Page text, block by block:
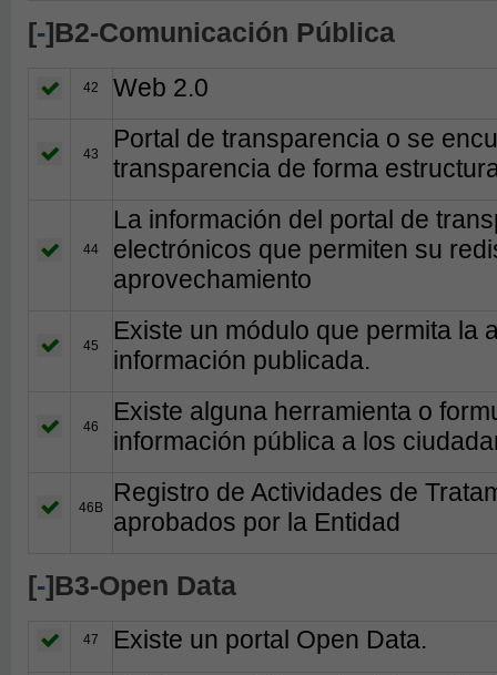
[-]B2-Comunicación Pública
42 Web 2.0
43
Portal de transparencia o se
transparencia de forma
44
La información del portal de
electrónicos que permiten su
aprovechamiento
45
Existe un módulo que permita la
información publicada.
46
Existe alguna herramienta o
información pública a los
46B
Registro de Actividades de
aprobados por la Entidad
[-]B3-Open Data
47 Existe un portal Open Data.